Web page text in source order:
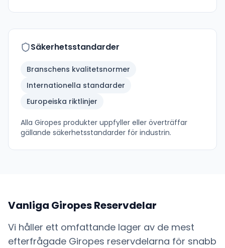
Säkerhetsstandarder
Branschens kvalitetsnormer
Internationella standarder
Europeiska riktlinjer
Alla Giropes produkter uppfyller eller överträffar
gällande säkerhetsstandarder för industrin.
Vanliga GiropesReservdelar
Vi håller ett omfattande lager av de mest
efterfrågade Giropes reservdelarna för snabb